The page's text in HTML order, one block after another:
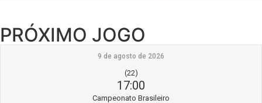
PRÓXIMO JOGO
9 de agosto de 2026
(22)
17:00
Campeonato Brasileiro